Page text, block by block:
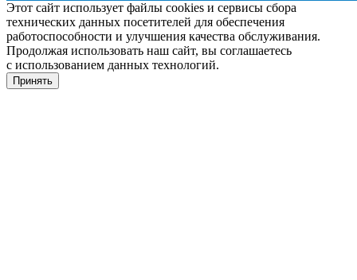
Этот сайт использует файлы cookies и сервисы сбора
технических данных посетителей для обеспечения
работоспособности и улучшения качества обслуживания.
Продолжая использовать наш сайт, вы соглашаетесь
с использованием данных технологий.
Принять